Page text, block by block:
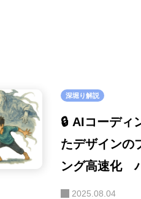
深堀り解説
🔒 AIコーディ
たデザインの
ング高速化
ィング時代の
2025.08.04